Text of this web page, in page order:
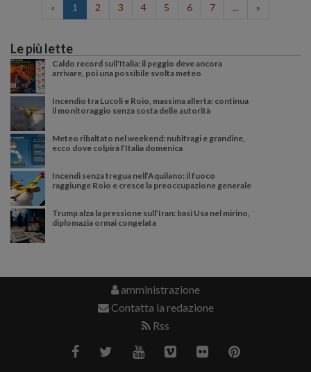
« 1 2 3 4 5 6 7 ... »
Le più lette
Caldo record sull'Italia: il peggio deve ancora
arrivare, poi una possibile svolta meteo
Incendio tra Lucoli e Roio, massima allerta: continua
il monitoraggio senza sosta delle autorità
Meteo ribaltato nel weekend: nubifragi e grandine,
ecco dove colpirà l’Italia domenica
Incendi senza tregua nell’Aquilano: il fuoco
raggiunge Roio e cresce la preoccupazione generale
Trump alza la pressione sull’Iran: basi Usa nel mirino,
diplomazia ormai congelata
amministrazione
Contatta la redazione
Rss